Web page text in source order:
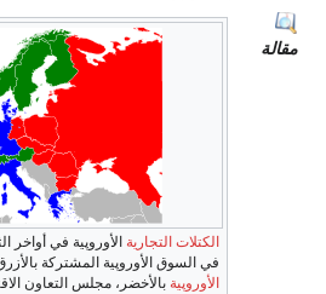
الكتلات التجاريةالأوروپية في أواخر
في السوق الأوروپية المشتركة بالأزرق،
الأوروپيةبالأخضر، مجلس التعاون
مقالة